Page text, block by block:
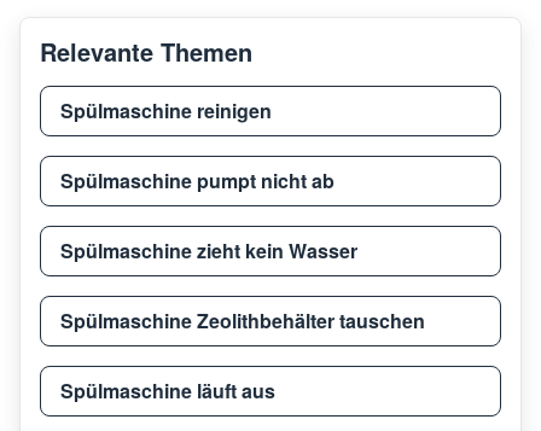
Relevante Themen
Spülmaschine reinigen
Spülmaschine pumpt nicht ab
Spülmaschine zieht kein Wasser
Spülmaschine Zeolithbehälter tauschen
Spülmaschine läuft aus